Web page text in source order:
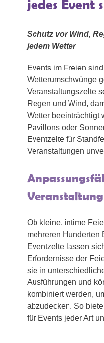
jedes Event
Schutz vor Wind,
jedem Wetter
Events im Freien
Wetterumschwünge
Veranstaltungszelte
Regen und Wind,
Wetter beeinträchtigt
Pavillons oder
Eventzelte für
Veranstaltungen
Veranstaltung
Ob kleine, intime
mehreren Hunderten
Eventzelte lassen
Erfordernisse der
sie in
Ausführungen und
kombiniert werden,
abzudecken. So
für Events jeder Art